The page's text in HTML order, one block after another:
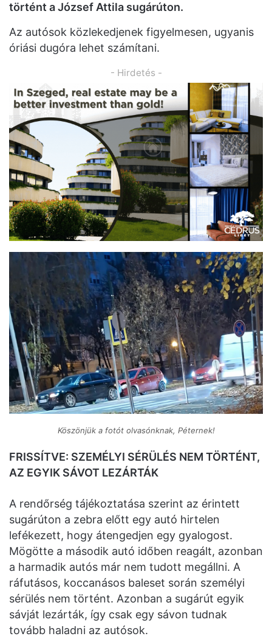
történt a József Attila sugárúton.
Az autósok közlekedjenek figyelmesen, ugyanis
óriási dugóra lehet számítani.
- Hirdetés -
Köszönjük a fotót olvasónknak, Péternek!
FRISSÍTVE: SZEMÉLYI SÉRÜLÉS NEM TÖRTÉNT,
AZ EGYIK SÁVOT LEZÁRTÁK
A rendőrség tájékoztatása szerint az érintett
sugárúton a zebra előtt egy autó hirtelen
lefékezett, hogy átengedjen egy gyalogost.
Mögötte a második autó időben reagált, azonban
a harmadik autós már nem tudott megállni. A
ráfutásos, koccanásos baleset során személyi
sérülés nem történt. Azonban a sugárút egyik
sávját lezárták, így csak egy sávon tudnak
tovább haladni az autósok.